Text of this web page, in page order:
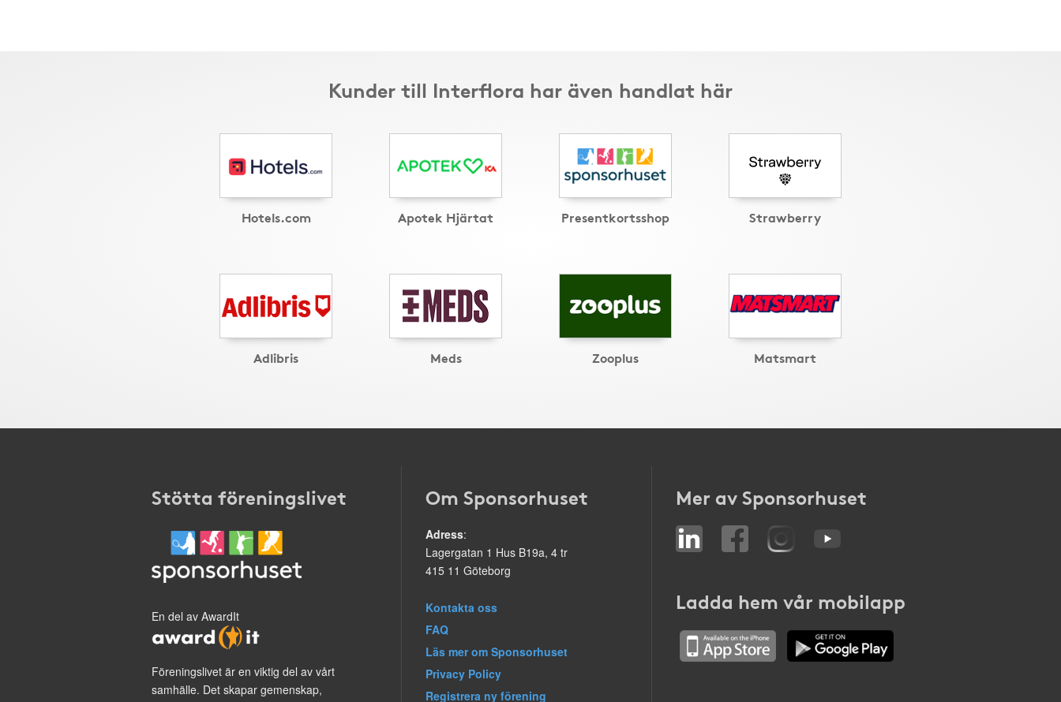
Kunder till Interflora har även handlat här
Hotels.com Apotek Hjärtat Presentkortsshop Strawberry
Adlibris Meds Zooplus Matsmart
Stötta föreningslivet
En del av AwardIt
Föreningslivet är en viktig del av vårt
samhälle. Det skapar gemenskap,
Om Sponsorhuset
Adress:
Lagergatan 1 Hus B19a, 4 tr
415 11 Göteborg
Kontakta oss
FAQ
Läs mer om Sponsorhuset
Privacy Policy
Registrera ny förening
Mer av Sponsorhuset
Ladda hem vår mobilapp